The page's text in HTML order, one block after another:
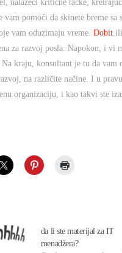
nalazeći kritične tačke,
vam pomoći da skinete breme sa
vam oduzimaju vreme. Dobitili
za razvoj posla. Napokon, i vi
kraju, konsultant je tu da vam
na različite načine. I u
organizaciju, i kao takvi ste
da li ste materijal za IT
menadžera?